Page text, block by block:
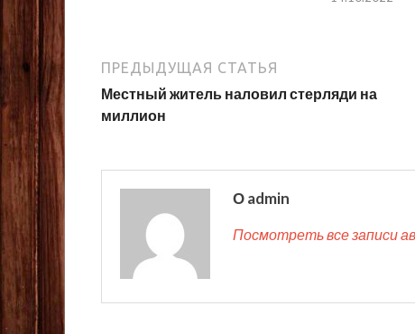
ПРЕДЫДУЩАЯ СТАТЬЯ
Местный житель наловил стерляди на
миллион
О admin
Посмотреть все записи